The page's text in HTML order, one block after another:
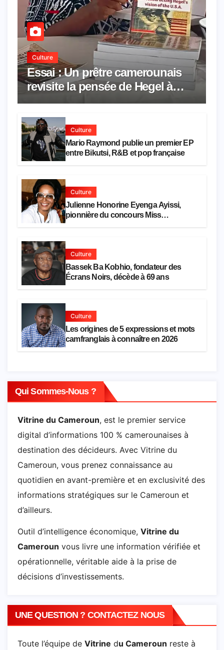
Culture
Essai : Un prêtre camerounais
revisite la pensée de Hegel à
travers le rêve américain
Culture
Mario Raymond publie un premier EP
entre Bikutsi, R&B et pop française
Culture
Julienne Honorine Eyenga Ayissi,
pionnière du concours Miss
Culture
Bassek Ba Kobhio, fondateur des
Écrans Noirs, décède à 69 ans
Culture
Les origines de 5 expressions et mots
camfranglais à connaître en 2026
Qui Sommes-Nous ?
Vitrine du Cameroun, est le premier service
digital d’informations 100 % camerounaises à
destination des décideurs. Avec Vitrine du
Cameroun, vous prenez connaissance au
quotidien en avant-première et en exclusivité des
informations stratégiques sur le Cameroun et
d’ailleurs.
Outil d’intelligence économique, Vitrine du
Cameroun vous livre une information vérifiée et
opérationnelle, véritable aide à la prise de
décisions d’investissements.
UNE QUESTION ? CONTACTEZ NOUS
Toute l’équipe de Vitrine du Cameroun reste à